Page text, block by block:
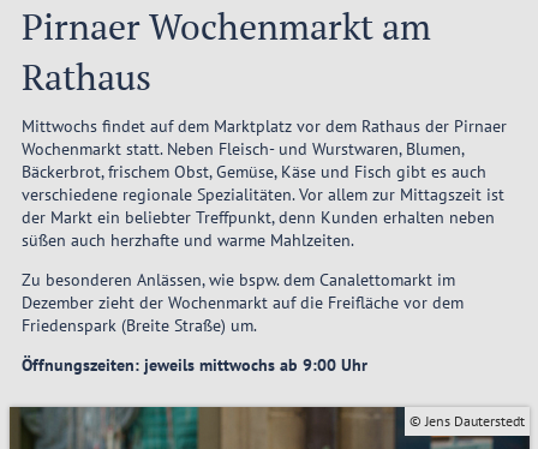
Pirnaer Wochenmarkt am
Rathaus
Mittwochs findet auf dem Marktplatz vor dem Rathaus der Pirnaer
Wochenmarkt statt. Neben Fleisch- und Wurstwaren, Blumen,
Bäckerbrot, frischem Obst, Gemüse, Käse und Fisch gibt es auch
verschiedene regionale Spezialitäten. Vor allem zur Mittagszeit ist
der Markt ein beliebter Treffpunkt, denn Kunden erhalten neben
süßen auch herzhafte und warme Mahlzeiten.
Zu besonderen Anlässen, wie bspw. dem Canalettomarkt im
Dezember zieht der Wochenmarkt auf die Freifläche vor dem
Friedenspark (Breite Straße) um.
Öffnungszeiten: jeweils mittwochs ab 9:00 Uhr
© Jens Dauterstedt